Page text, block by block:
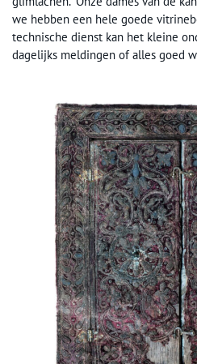
we hebben een hele goede
technische dienst kan het kleine
dagelijks meldingen of alles goed